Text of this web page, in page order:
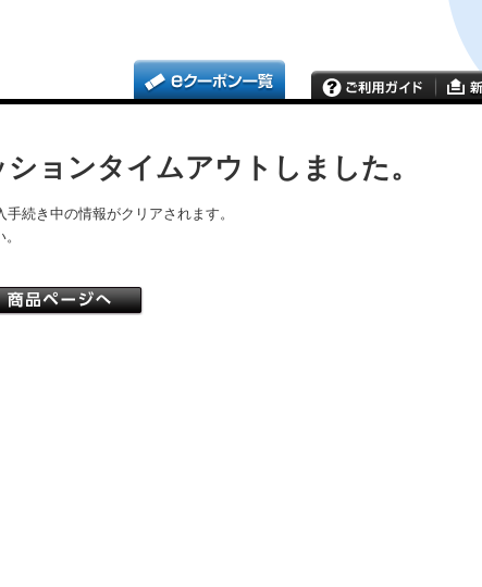
ョンタイムアウトしました。
続き中の情報がクリアされます。